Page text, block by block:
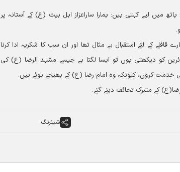
میں لیے کہتی ہیں: ہمارا ساراعزاز اہل بیت (ع) کے آستانہ پر
کے لئے استقبال بے مثال تھا اور ان سب کا شکریہ ادا کرنا
کو دیکھتی ہوں تو ایسا لگتا ہے جیسے مشہد الرضا (ع) کی
کروں، کیونکہ وہ امام رضا (ع) کے بھیجے ہوئے ہیں۔
کے متبرک تحائف دیئے گئے۔
شیئرنگ